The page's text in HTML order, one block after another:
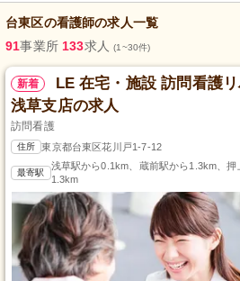
台東区の看護師の求人一覧
91事業所 133求人(1~30件)
新着
LE 在宅・施設 訪問看護
浅草支店の求人
訪問看護
住所 東京都台東区花川戸1-7-12
最寄駅
浅草駅から0.1km、蔵前駅から1.3km、
1.3km